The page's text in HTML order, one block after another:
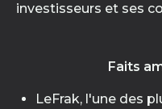
investisseurs et ses
Faits
LeFrak, l'une des